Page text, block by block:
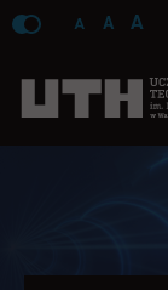
A A A